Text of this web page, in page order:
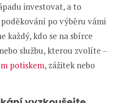
investovat, a to
po výběru vámi
každý, kdo se na sbírce
službu, kterou zvolíte –
potiskem, zážitek nebo